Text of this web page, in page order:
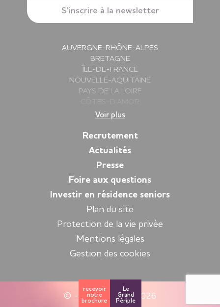
AUVERGNE-RHÔNE-ALPES
BRETAGNE
ÎLE-DE-FRANCE
NOUVELLE-AQUITAINE
PAYS DE LA LOIRE
DEUX-SÈVRES
GIRONDE
HAUTE-SAVOIE
ISÈRE
LOIRE
LOIRE-ATLANTIQUE
MORBIHAN
PYRÉNÉES-ATLANTIQUES
SARTHE
YVELINES
Voir plus
Recrutement
Actualités
Presse
Foire aux questions
Investir en résidence seniors
Plan du site
Protection de la vie privée
Mentions légales
Gestion des cookies
© - Espace et Vie 2026
recevoir
notre
brochure
Le
Grand
Périple